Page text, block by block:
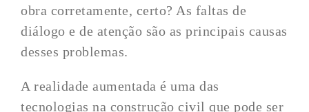
obra corretamente, certo? As faltas de
diálogo e de atenção são as principais causas
desses problemas.
A realidade aumentada é uma das
tecnologias na construção civil que pode ser